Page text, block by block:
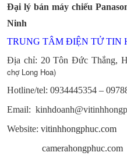
Đại lý bán máy chiếu
Ninh
TRUNG TÂM ĐIỆN TỬ TIN
Địa chỉ: 20 Tôn Đức Thắng,
chợ Long Hoa)
Hotline/tel: 0934445354 –
Email:
Website: vitinhhongphuc.com
camerahongphuc.com